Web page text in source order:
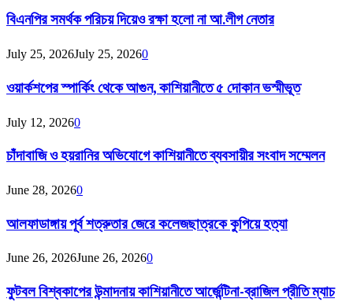
বিএনপির সমর্থক পরিচয় দিয়েও রক্ষা হলো না আ.লীগ নেতার
July 25, 2026July 25, 20260
ওয়ার্কশপের স্পার্কিং থেকে আগুন, কাশিয়ানীতে ৫ দোকান ভস্মীভূত
July 12, 20260
চাঁদাবাজি ও হয়রানির অভিযোগে কাশিয়ানীতে ব্যবসায়ীর সংবাদ সম্মেলন
June 28, 20260
আলফাডাঙ্গায় পূর্ব শত্রুতার জেরে কলেজছাত্রকে কুপিয়ে হত্যা
June 26, 2026June 26, 20260
ফুটবল বিশ্বকাপের উন্মাদনায় কাশিয়ানীতে আর্জেন্টিনা-ব্রাজিল প্রীতি ম্যাচ